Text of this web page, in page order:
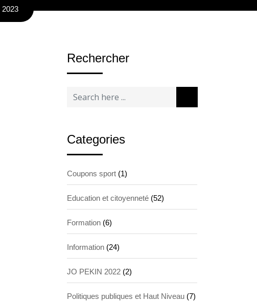
Rechercher
Categories
Coupons sport (1)
Education et citoyenneté (52)
Formation (6)
Information (24)
JO PEKIN 2022 (2)
Politiques publiques et Haut Niveau (7)